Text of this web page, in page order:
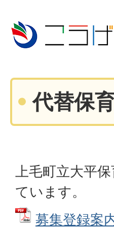
代替保
上毛町立大平
ています。
募集登録案